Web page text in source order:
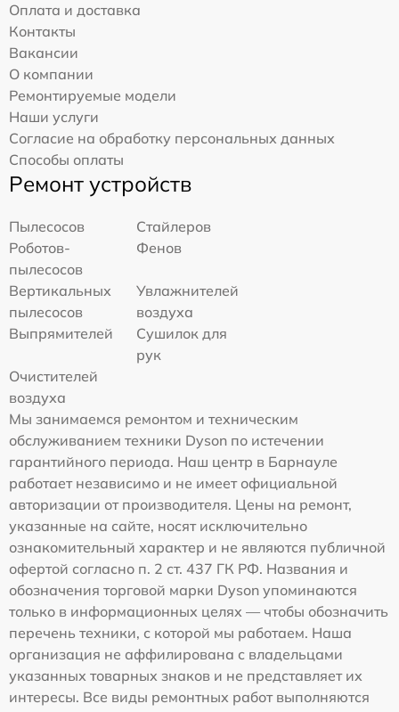
Оплата и доставка
Контакты
Вакансии
О компании
Ремонтируемые модели
Наши услуги
Согласие на обработку персональных данных
Способы оплаты
Ремонт устройств
Пылесосов
Стайлеров
Роботов-
пылесосов
Фенов
Вертикальных
пылесосов
Увлажнителей
воздуха
Выпрямителей
Сушилок для
рук
Очистителей
воздуха
Мы занимаемся ремонтом и техническим
обслуживанием техники Dyson по истечении
гарантийного периода. Наш центр в Барнауле
работает независимо и не имеет официальной
авторизации от производителя. Цены на ремонт,
указанные на сайте, носят исключительно
ознакомительный характер и не являются публичной
офертой согласно п. 2 ст. 437 ГК РФ. Названия и
обозначения торговой марки Dyson упоминаются
только в информационных целях — чтобы обозначить
перечень техники, с которой мы работаем. Наша
организация не аффилирована с владельцами
указанных товарных знаков и не представляет их
интересы. Все виды ремонтных работ выполняются